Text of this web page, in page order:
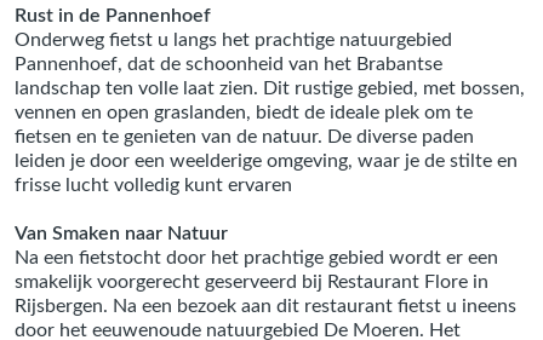
Rust in de Pannenhoef
Onderweg fietst u langs het prachtige natuurgebied
Pannenhoef, dat de schoonheid van het Brabantse
landschap ten volle laat zien. Dit rustige gebied, met bossen,
vennen en open graslanden, biedt de ideale plek om te
fietsen en te genieten van de natuur. De diverse paden
leiden je door een weelderige omgeving, waar je de stilte en
frisse lucht volledig kunt ervaren
Van Smaken naar Natuur
Na een fietstocht door het prachtige gebied wordt er een
smakelijk voorgerecht geserveerd bij Restaurant Flore in
Rijsbergen. Na een bezoek aan dit restaurant fietst u ineens
door het eeuwenoude natuurgebied De Moeren. Het